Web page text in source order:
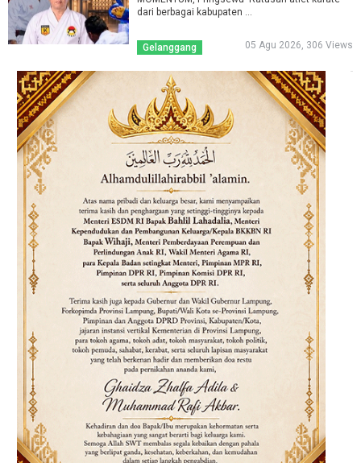
dari berbagai kabupaten ...
Gelanggang 05 Agu 2026, 306 Views